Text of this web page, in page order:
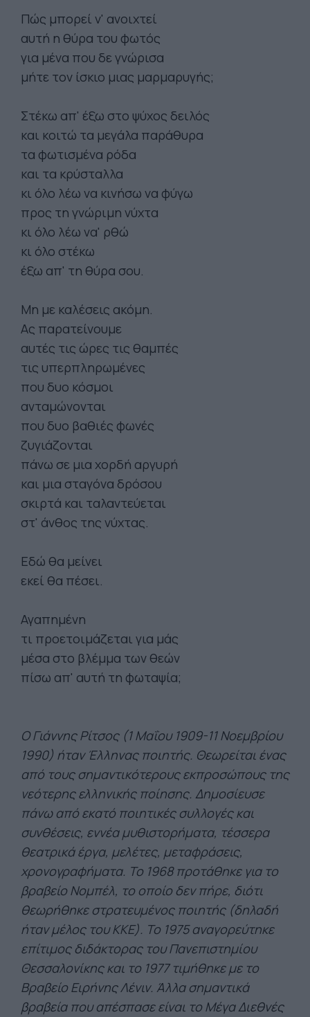
Πώς μπορεί ν' ανοιχτεί
αυτή η θύρα του φωτός
για μένα που δε γνώρισα
μήτε τον ίσκιο μιας μαρμαρυγής;
Στέκω απ' έξω στο ψύχος δειλός
και κοιτώ τα μεγάλα παράθυρα
τα φωτισμένα ρόδα
και τα κρύσταλλα
κι όλο λέω να κινήσω να φύγω
προς τη γνώριμη νύχτα
κι όλο λέω να' ρθώ
κι όλο στέκω
έξω απ' τη θύρα σου.
Μη με καλέσεις ακόμη.
Ας παρατείνουμε
αυτές τις ώρες τις θαμπές
τις υπερπληρωμένες
που δυο κόσμοι
ανταμώνονται
που δυο βαθιές φωνές
ζυγιάζονται
πάνω σε μια χορδή αργυρή
και μια σταγόνα δρόσου
σκιρτά και ταλαντεύεται
στ' άνθος της νύχτας.
Εδώ θα μείνει
εκεί θα πέσει.
Αγαπημένη
τι προετοιμάζεται για μάς
μέσα στο βλέμμα των θεών
πίσω απ' αυτή τη φωταψία;
Ο Γιάννης Ρίτσος (1 Μαΐου 1909-11 Νοεμβρίου
1990) ήταν Έλληνας ποιητής. Θεωρείται ένας
από τους σημαντικότερους εκπροσώπους της
νεότερης ελληνικής ποίησης. Δημοσίευσε
πάνω από εκατό ποιητικές συλλογές και
συνθέσεις, εννέα μυθιστορήματα, τέσσερα
θεατρικά έργα, μελέτες, μεταφράσεις,
χρονογραφήματα. Το 1968 προτάθηκε για το
βραβείο Νομπέλ, το οποίο δεν πήρε, διότι
θεωρήθηκε στρατευμένος ποιητής (δηλαδή
ήταν μέλος του ΚΚΕ). Το 1975 αναγορεύτηκε
επίτιμος διδάκτορας του Πανεπιστημίoυ
Θεσσαλονίκης και το 1977 τιμήθηκε με το
Βραβείο Ειρήνης Λένιν. Άλλα σημαντικά
βραβεία που απέσπασε είναι το Μέγα Διεθνές